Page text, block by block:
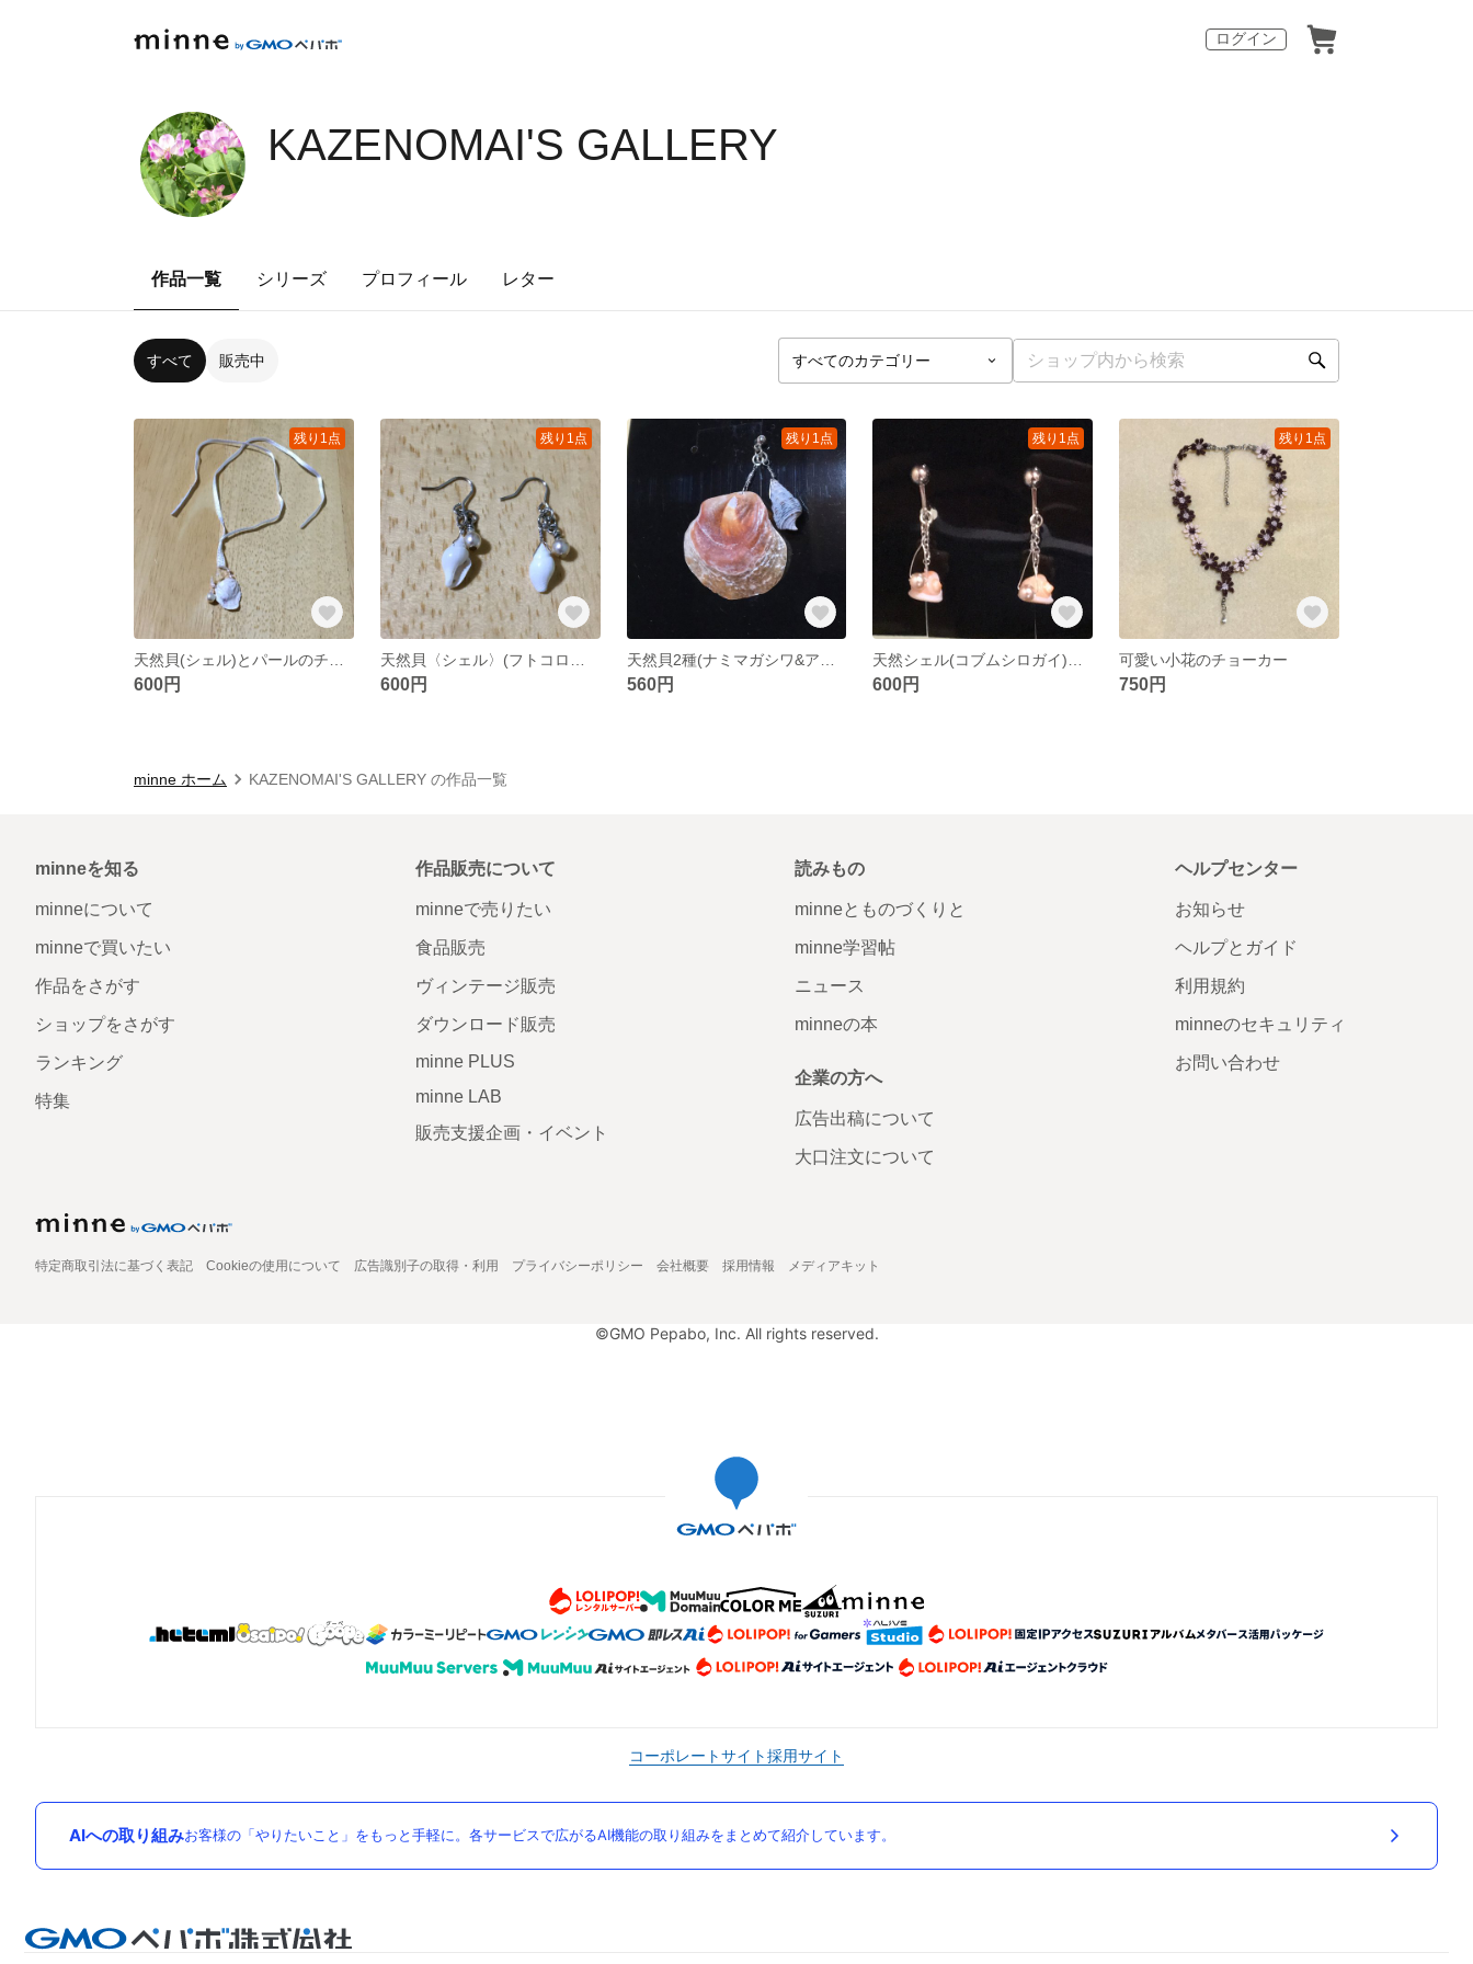
ログイン
KAZENOMAI'S GALLERY
作品一覧 シリーズ プロフィール レター
すべて 販売中
残り1点
600円
残り1点
600円
残り1点
560円
残り1点
600円
残り1点
可愛い小花のチョーカー
750円
minne ホーム KAZENOMAI'S GALLERY の作品一覧
minneを知る
minneについて
minneで買いたい
作品をさがす
ショップをさがす
ランキング
特集
作品販売について
minneで売りたい
食品販売
ヴィンテージ販売
ダウンロード販売
minne PLUS
minne LAB
販売支援企画・イベント
読みもの
minneとものづくりと
minne学習帖
ニュース
minneの本
企業の方へ
広告出稿について
大口注文について
ヘルプセンター
お知らせ
ヘルプとガイド
利用規約
minneのセキュリティ
お問い合わせ
特定商取引法に基づく表記 Cookieの使用について 広告識別子の取得・利用 プライバシーポリシー 会社概要 採用情報 メディアキット
©GMO Pepabo, Inc. All rights reserved.
コーポレートサイト採用サイト
AIへの取り組みお客様の「やりたいこと」をもっと手軽に。各サービスで広がるAI機能の取り組みをまとめて紹介しています。